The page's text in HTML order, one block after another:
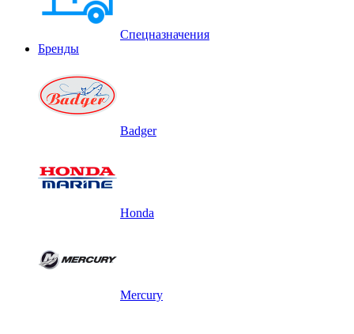
Спецназначения
Бренды
Badger
Honda
Mercury